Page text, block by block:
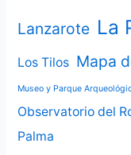
Lanzarote La
Los Tilos Mapa
Museo y Parque
Observatorio del
Palma